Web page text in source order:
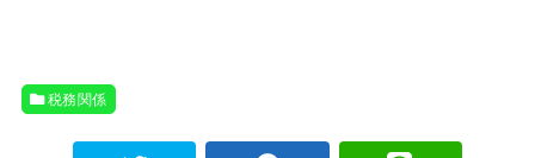
税務関係